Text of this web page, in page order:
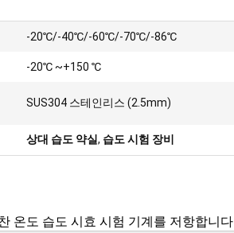
-20℃/-40℃/-60℃/-70℃/-86℃
-20℃ ~+150 ℃
SUS304 스테인리스 (2.5mm)
상대 습도 약실, 습도 시험 장비
온도 습도 시효 시험 기계를 저항합니다